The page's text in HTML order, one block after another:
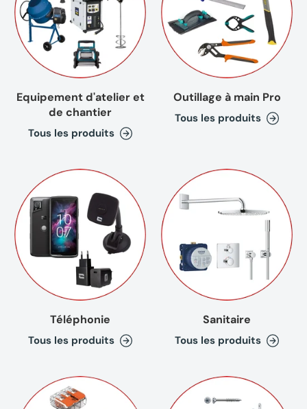
Equipement d'atelier et
de chantier
Tous les produits
Outillage à main Pro
Tous les produits
Téléphonie
Tous les produits
Sanitaire
Tous les produits